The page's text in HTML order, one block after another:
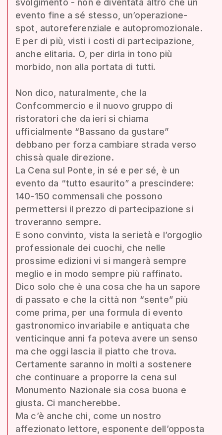
svolgimento - non è diventata altro che un
evento fine a sé stesso, un’operazione-
spot, autoreferenziale e autopromozionale.
E per di più, visti i costi di partecipazione,
anche elitaria. O, per dirla in tono più
morbido, non alla portata di tutti.
Non dico, naturalmente, che la
Confcommercio e il nuovo gruppo di
ristoratori che da ieri si chiama
ufficialmente “Bassano da gustare”
debbano per forza cambiare strada verso
chissà quale direzione.
La Cena sul Ponte, in sé e per sé, è un
evento da “tutto esaurito” a prescindere:
140-150 commensali che possono
permettersi il prezzo di partecipazione si
troveranno sempre.
E sono convinto, vista la serietà e l’orgoglio
professionale dei cuochi, che nelle
prossime edizioni vi si mangerà sempre
meglio e in modo sempre più raffinato.
Dico solo che è una cosa che ha un sapore
di passato e che la città non “sente” più
come prima, per una formula di evento
gastronomico invariabile e antiquata che
venticinque anni fa poteva avere un senso
ma che oggi lascia il piatto che trova.
Certamente saranno in molti a sostenere
che continuare a proporre la cena sul
Monumento Nazionale sia cosa buona e
giusta. Ci mancherebbe.
Ma c’è anche chi, come un nostro
affezionato lettore, esponente dell’opposta